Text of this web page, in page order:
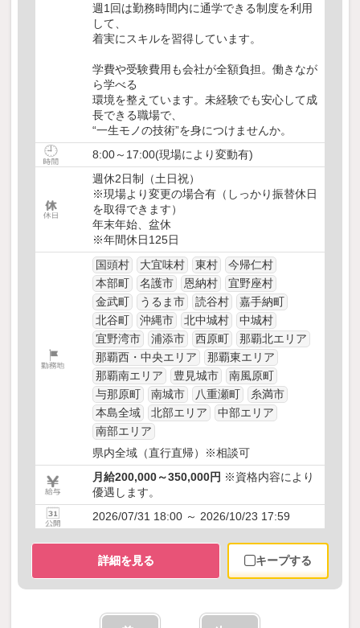
週1回は勤務時間内に通学できる制度を利用
して、
着実にスキルを習得しています。
学費や受験費用も会社が全額負担。働きなが
ら学べる
環境を整えています。未経験でも安心して成
長できる職場で、
“一生モノの技術”を身につけませんか。
8:00～17:00(現場により変動有)
週休2日制（土日祝）
※現場より変更の場合有（しっかり振替休日
を取得できます）
年末年始、盆休
※年間休日125日
国頭村
大宜味村 東村
今帰仁村
本部町
名護市 恩納村
宜野座村
金武町
うるま市 読谷村
嘉手納町
北谷町
沖縄市 北中城村
中城村
宜野湾市
浦添市 西原町
那覇北エリア
那覇西・中央エリア
那覇東エリア
那覇南エリア
豊見城市
南風原町
与那原町
南城市 八重瀬町
糸満市
本島全域
北部エリア
中部エリア
南部エリア
県内全域（直行直帰）※相談可
月給200,000～350,000円 ※資格内容により
優遇します。
2026/07/31 18:00 ～ 2026/10/23 17:59
詳細を見る キープする